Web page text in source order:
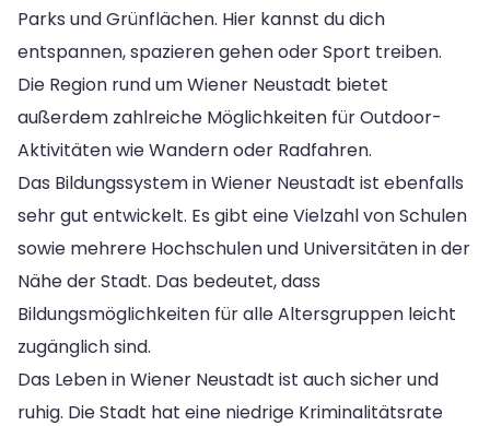
Parks und Grünflächen. Hier kannst du dich
entspannen, spazieren gehen oder Sport treiben.
Die Region rund um Wiener Neustadt bietet
außerdem zahlreiche Möglichkeiten für Outdoor-
Aktivitäten wie Wandern oder Radfahren.
Das Bildungssystem in Wiener Neustadt ist ebenfalls
sehr gut entwickelt. Es gibt eine Vielzahl von Schulen
sowie mehrere Hochschulen und Universitäten in der
Nähe der Stadt. Das bedeutet, dass
Bildungsmöglichkeiten für alle Altersgruppen leicht
zugänglich sind.
Das Leben in Wiener Neustadt ist auch sicher und
ruhig. Die Stadt hat eine niedrige Kriminalitätsrate